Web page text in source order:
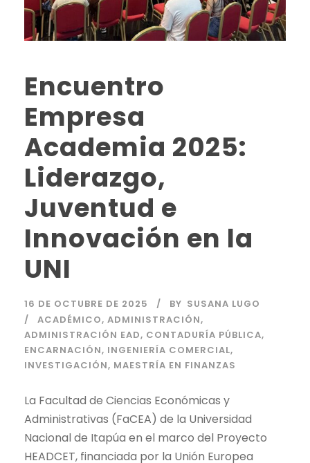
Encuentro
Empresa
Academia 2025:
Liderazgo,
Juventud e
Innovación en la
UNI
16 DE OCTUBRE DE 2025 BY SUSANA LUGO
ACADÉMICO, ADMINISTRACIÓN,
ADMINISTRACIÓN EAD, CONTADURÍA PÚBLICA,
ENCARNACIÓN, INGENIERÍA COMERCIAL,
INVESTIGACIÓN, MAESTRÍA EN FINANZAS
La Facultad de Ciencias Económicas y
Administrativas (FaCEA) de la Universidad
Nacional de Itapúa en el marco del Proyecto
HEADCET, financiada por la Unión Europea